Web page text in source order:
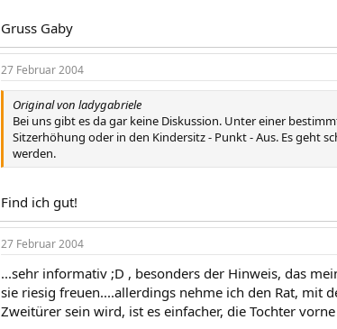
Gruss Gaby
27 Februar 2004
Original von ladygabriele
Bei uns gibt es da gar keine Diskussion. Unter einer
Sitzerhöhung oder in den Kindersitz - Punkt - Aus. Es geht
werden.
Find ich gut!
27 Februar 2004
...sehr informativ ;D , besonders der Hinweis, das
sie riesig freuen....allerdings nehme ich den Rat, mit
Zweitürer sein wird, ist es einfacher, die Tochter